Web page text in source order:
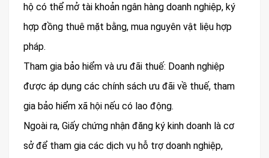
hộ có thể mở tài khoản ngân hàng doanh nghiệp, ký
hợp đồng thuê mặt bằng, mua nguyên vật liệu hợp
pháp.
Tham gia bảo hiểm và ưu đãi thuế: Doanh nghiệp
được áp dụng các chính sách ưu đãi về thuế, tham
gia bảo hiểm xã hội nếu có lao động.
Ngoài ra, Giấy chứng nhận đăng ký kinh doanh là cơ
sở để tham gia các dịch vụ hỗ trợ doanh nghiệp,